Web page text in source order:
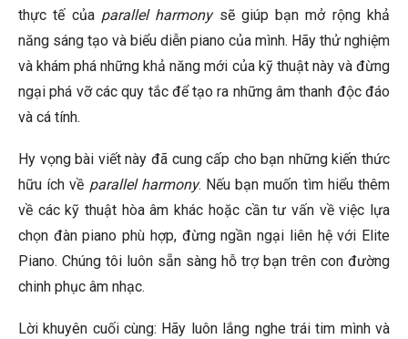
thực tế của parallel harmonysẽ giúp bạn mở rộng khả
năng sáng tạo và biểu diễn piano của mình. Hãy thử nghiệm
và khám phá những khả năng mới của kỹ thuật này và đừng
ngại phá vỡ các quy tắc để tạo ra những âm thanh độc đáo
và cá tính.
Hy vọng bài viết này đã cung cấp cho bạn những kiến thức
hữu ích về parallel harmony. Nếu bạn muốn tìm hiểu thêm
về các kỹ thuật hòa âm khác hoặc cần tư vấn về việc lựa
chọn đàn piano phù hợp, đừng ngần ngại liên hệ với Elite
Piano. Chúng tôi luôn sẵn sàng hỗ trợ bạn trên con đường
chinh phục âm nhạc.
Lời khuyên cuối cùng: Hãy luôn lắng nghe trái tim mình và